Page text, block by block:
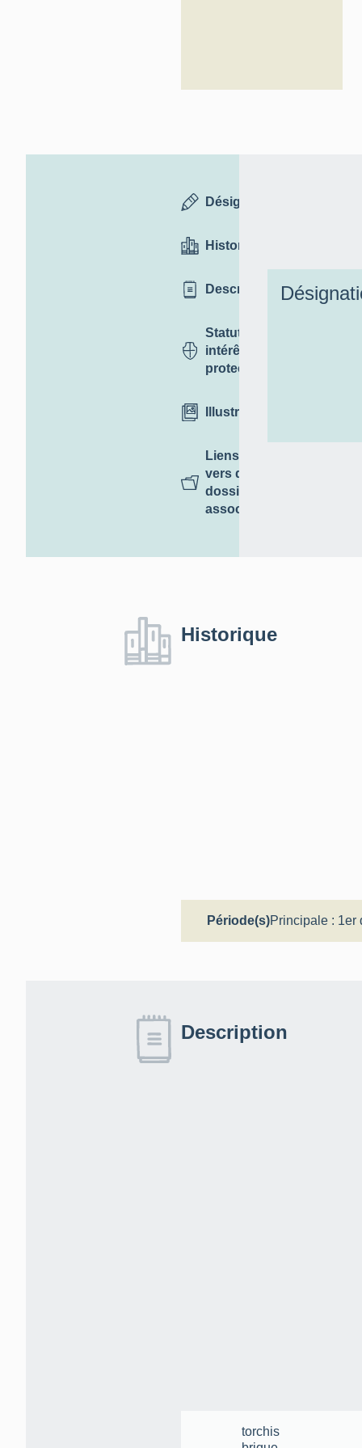
Désignation
Historique
Description
Statut,
intérêt et
protection
Illustrations
Liens
vers des
dossiers
associés
Historique
Période(s)Principale : 1er
Description
torchis